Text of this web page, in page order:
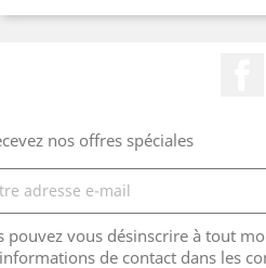
nos offres spéciales
pouvez vous désinscrire à tout
de contact dans les